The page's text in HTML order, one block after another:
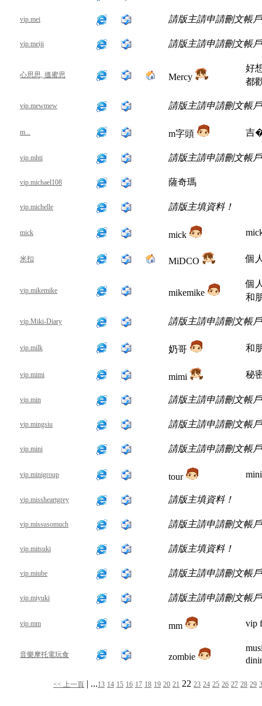
vip.mei 請版主請申請刪文帳
vip.meiji 請版主請申請刪文帳
心思思, 搵蜜思 Mercy
好
都
vip.mewmew 請版主請申請刪文帳
m... m字頭 吉
vip.mhti 請版主請申請刪文帳
vip.michael108 薩奇瑪
vip.michelle 請版主填資料！
mick mick
米扣 MiDCO 個
vip.mikemike mikemike
個
和
vip.Miki-Diary 請版主請申請刪文帳
vip.milk 奶哥 和
vip.mimi mimi 秘
vip.min 請版主請申請刪文帳
vip.mingsiu 請版主請申請刪文帳
vip.mini 請版主請申請刪文帳
vip.minigroup tour
vip.missheartgrey 請版主填資料！
vip.missusomuch 請版主請申請刪文帳
vip.mitsuki 請版主填資料！
vip.miube 請版主請申請刪文帳
vip.miyuki 請版主請申請刪文帳
vip.mm mm vip
音樂摩托電玩食 zombie
<< 上一頁 | ...13 14 15 16 17 18 19 20 21 22 23 24 25 26 27 28 29